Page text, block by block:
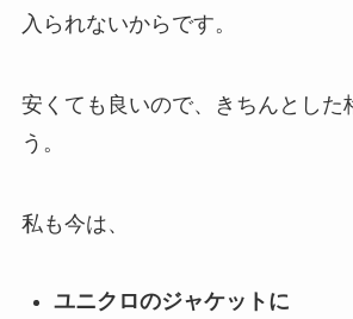
入られないからです。
安くても良いので、きちんとした
う。
私も今は、
ユニクロのジャケットに